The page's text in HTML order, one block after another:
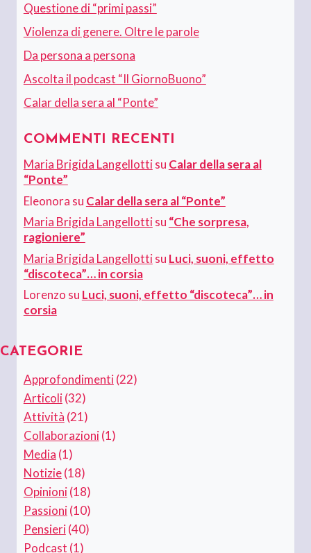
Questione di “primi passi”
Violenza di genere. Oltre le parole
Da persona a persona
Ascolta il podcast “Il GiornoBuono”
Calar della sera al “Ponte”
COMMENTI RECENTI
Maria Brigida Langellottisu Calar della sera al
“Ponte”
Eleonora su Calar della sera al “Ponte”
Maria Brigida Langellottisu “Che sorpresa,
ragioniere”
Maria Brigida Langellottisu Luci, suoni, effetto
“discoteca”… in corsia
Lorenzo su Luci, suoni, effetto “discoteca”… in
corsia
CATEGORIE
Approfondimenti(22)
Articoli(32)
Attività (21)
Collaborazioni(1)
Media (1)
Notizie(18)
Opinioni(18)
Passioni(10)
Pensieri(40)
Podcast (1)